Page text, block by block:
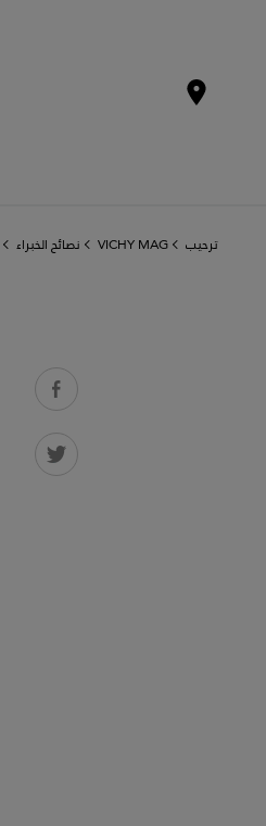
ترحيب VICHY MAG نصائح الخبراء